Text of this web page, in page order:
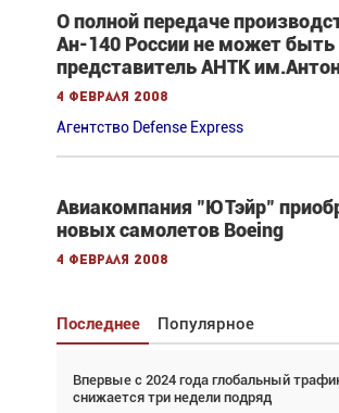
О полной передаче
Ан-140 России не может быть
представитель АНТК
4 февраля 2008
Агентство Defense Express
Авиакомпания "ЮТэйр"
новых самолетов Boeing
4 февраля 2008
Последнее Популярное
Впервые с 2024 года глобальный
снижается три недели подряд
Взгляд с высоты: тандем вертолётов и
спасательных операциях